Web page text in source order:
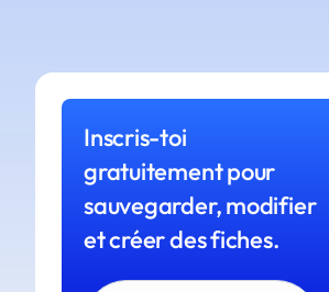
Inscris-toi
gratuitement pour
sauvegarder, modifier
et créer des fiches.